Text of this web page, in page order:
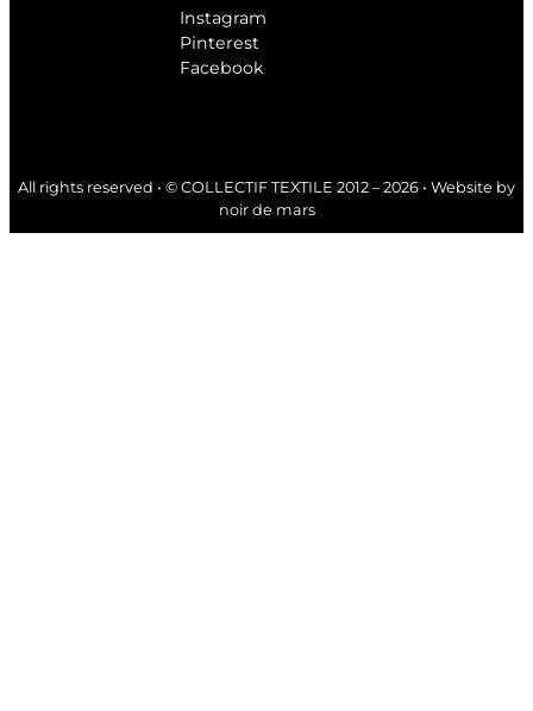
Instagram
Pinterest
Facebook
All rights reserved • © COLLECTIF TEXTILE 2012 – 2026 • Website by
noir de mars